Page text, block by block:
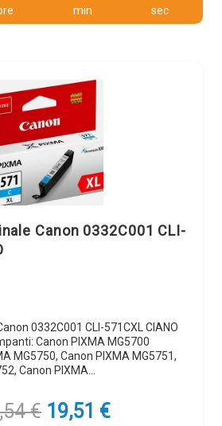
min sec
Canon 0332C001 CLI-
0332C001 CLI-571CXL CIANO
Canon PIXMA MG5700
MG5750, Canon PIXMA MG5751,
Canon PIXMA…
€ Il
19,51 €Il